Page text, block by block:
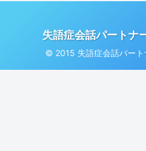
失語症会話パートナ
© 2015 失語症会話パート